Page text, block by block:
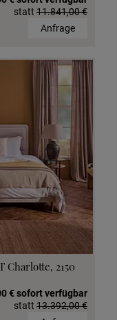
statt 11.841,00 €
Anfrage
Charlotte, 2150
€ sofort verfügbar
statt 13.392,00 €